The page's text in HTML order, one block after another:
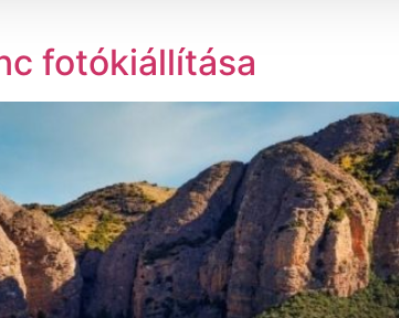
fotókiállítása